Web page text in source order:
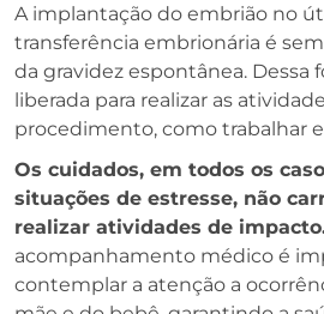
A implantação do embrião no
transferência embrionária é
da gravidez espontânea. Dessa
liberada para realizar as
procedimento, como trabalhar
Os cuidados, em todos os
situações de estresse, não
realizar atividades de
acompanhamento médico é
contemplar a atenção a